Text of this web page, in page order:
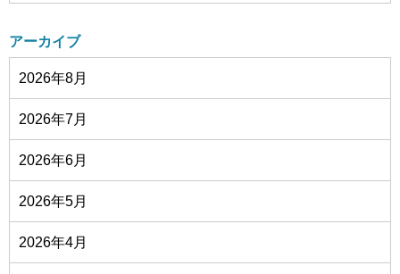
アーカイブ
2026年8月
2026年7月
2026年6月
2026年5月
2026年4月